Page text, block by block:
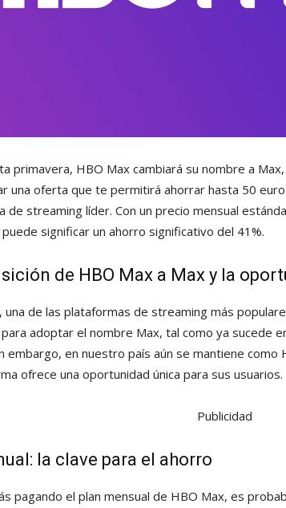
primavera, HBO Max cambiará su nombre a
una oferta que te permitirá ahorrar hasta 50
de streaming líder. Con un precio mensual
puede significar un ahorro significativo del 41%.
de HBO Max a Max y la
una de las plataformas de streaming más
adoptar el nombre Max, tal como ya sucede
embargo, en nuestro país aún se mantiene
ofrece una oportunidad única para sus usuarios.
Publicidad
la clave para el ahorro
pagando el plan mensual de HBO Max, es